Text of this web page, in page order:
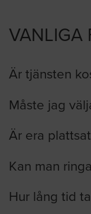
VANLIGA
Är tjänsten
Måste jag
Är era
Kan man
Hur lång tid